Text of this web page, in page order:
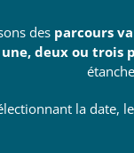
des parcours
deux ou trois
la date,